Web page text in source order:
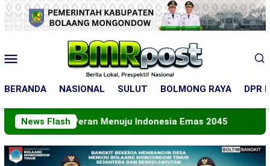
Loncat
ke
konten
Mobile
BERANDA NASIONAL SULUT BOLMONG RAYA DPR
News Flash
Peran Menuju Indonesia Emas 2045 Bupati